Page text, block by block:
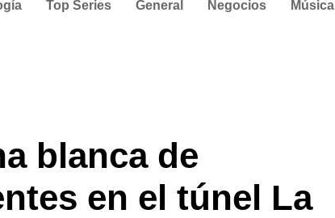
Top Series General Negocios Música
blanca de
en el túnel La